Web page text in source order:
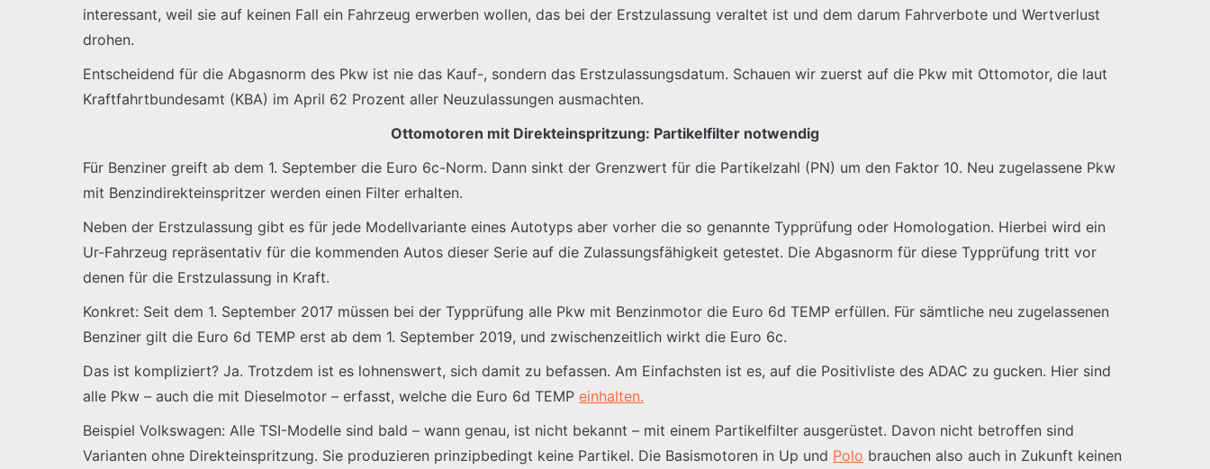
interessant, weil sie auf keinen Fall ein Fahrzeug erwerben wollen, das bei der Erstzulassung veraltet ist und dem darum Fahrverbote und Wertverlust
drohen.
Entscheidend für die Abgasnorm des Pkw ist nie das Kauf-, sondern das Erstzulassungsdatum. Schauen wir zuerst auf die Pkw mit Ottomotor, die laut
Kraftfahrtbundesamt (KBA) im April 62 Prozent aller Neuzulassungen ausmachten.
Ottomotoren mit Direkteinspritzung: Partikelfilter notwendig
Für Benziner greift ab dem 1. September die Euro 6c-Norm. Dann sinkt der Grenzwert für die Partikelzahl (PN) um den Faktor 10. Neu zugelassene Pkw
mit Benzindirekteinspritzer werden einen Filter erhalten.
Neben der Erstzulassung gibt es für jede Modellvariante eines Autotyps aber vorher die so genannte Typprüfung oder Homologation. Hierbei wird ein
Ur-Fahrzeug repräsentativ für die kommenden Autos dieser Serie auf die Zulassungsfähigkeit getestet. Die Abgasnorm für diese Typprüfung tritt vor
denen für die Erstzulassung in Kraft.
Konkret: Seit dem 1. September 2017 müssen bei der Typprüfung alle Pkw mit Benzinmotor die Euro 6d TEMP erfüllen. Für sämtliche neu zugelassenen
Benziner gilt die Euro 6d TEMP erst ab dem 1. September 2019, und zwischenzeitlich wirkt die Euro 6c.
Das ist kompliziert? Ja. Trotzdem ist es lohnenswert, sich damit zu befassen. Am Einfachsten ist es, auf die Positivliste des ADAC zu gucken. Hier sind
alle Pkw – auch die mit Dieselmotor – erfasst, welche die Euro 6d TEMP einhalten.
Beispiel Volkswagen: Alle TSI-Modelle sind bald – wann genau, ist nicht bekannt – mit einem Partikelfilter ausgerüstet. Davon nicht betroffen sind
Varianten ohne Direkteinspritzung. Sie produzieren prinzipbedingt keine Partikel. Die Basismotoren in Up und Polo brauchen also auch in Zukunft keinen